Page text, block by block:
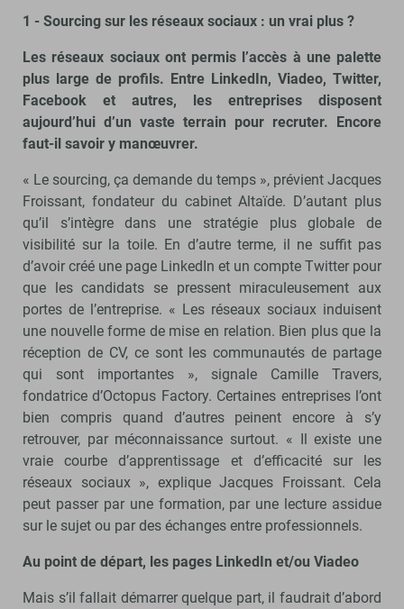
1 - Sourcing sur les réseaux sociaux : un vrai plus ?
Les réseaux sociaux ont permis l’accès à une palette
plus large de profils. Entre LinkedIn, Viadeo, Twitter,
Facebook et autres, les entreprises disposent
aujourd’hui d’un vaste terrain pour recruter. Encore
faut-il savoir y manœuvrer.
« Le sourcing, ça demande du temps », prévient Jacques
Froissant, fondateur du cabinet Altaïde. D’autant plus
qu’il s’intègre dans une stratégie plus globale de
visibilité sur la toile. En d’autre terme, il ne suffit pas
d’avoir créé une page LinkedIn et un compte Twitter pour
que les candidats se pressent miraculeusement aux
portes de l’entreprise. « Les réseaux sociaux induisent
une nouvelle forme de mise en relation. Bien plus que la
réception de CV, ce sont les communautés de partage
qui sont importantes », signale Camille Travers,
fondatrice d’Octopus Factory. Certaines entreprises l’ont
bien compris quand d’autres peinent encore à s’y
retrouver, par méconnaissance surtout. « Il existe une
vraie courbe d’apprentissage et d’efficacité sur les
réseaux sociaux », explique Jacques Froissant. Cela
peut passer par une formation, par une lecture assidue
sur le sujet ou par des échanges entre professionnels.
Au point de départ, les pages LinkedIn et/ou Viadeo
Mais s’il fallait démarrer quelque part, il faudrait d’abord